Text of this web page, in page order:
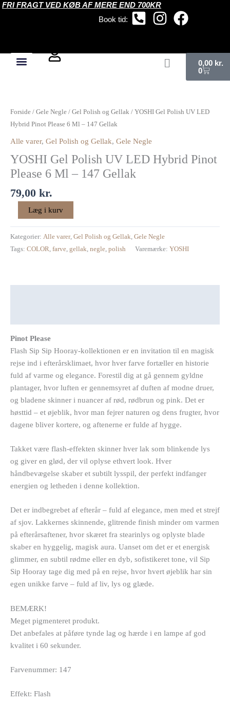
Gå
Book tid:
FRI FRAGT VED KØB AF MERE END 700KR
0,00 kr.
0
Forside / Gele Negle / Gel Polish og Gellak / YOSHI Gel Polish UV LED
Hybrid Pinot Please 6 Ml – 147 Gellak
Alle varer, Gel Polish og Gellak, Gele Negle
YOSHI Gel Polish UV LED Hybrid Pinot
Please 6 Ml – 147 Gellak
79,00 kr.
Gel
Polish
LED
Hybrid
Pinot
6
Læg i kurv
Kategorier: Alle varer, Gel Polish og Gellak Gele Negle
Tags: COLOR farve gellak negle polish Varemærke: YOSHI
Pinot Please
Flash Sip Sip Hooray-kollektionen er en invitation til en magisk
rejse ind i efterårsklimaet, hvor hver farve fortæller en historie
fuld af varme og elegance. Forestil dig at gå gennem gyldne
plantager, hvor luften er gennemsyret af duften af modne druer,
og bladene skinner i nuancer af rød, rødbrun og pink. Det er
høsttid – et øjeblik, hvor man fejrer naturen og dens frugter, hvor
dagene bliver kortere, og aftenerne er fulde af hygge.
Takket være flash-effekten skinner hver lak som blinkende lys
og giver en glød, der vil oplyse ethvert look. Hver
håndbevægelse skaber et subtilt lysspil, der perfekt indfanger
energien og letheden i denne kollektion.
Det er indbegrebet af efterår – fuld af elegance, men med et strejf
af sjov. Lakkernes skinnende, glitrende finish minder om varmen
på efterårsaftener, hvor skæret fra stearinlys og oplyste blade
skaber en hyggelig, magisk aura. Uanset om det er et energisk
glimmer, en subtil rødme eller en dyb, sofistikeret tone, vil Sip
Sip Hooray tage dig med på en rejse, hvor hvert øjeblik har sin
egen unikke farve – fuld af liv, lys og glæde.
BEMÆRK!
Meget pigmenteret produkt.
Det anbefales at påføre tynde lag og hærde i en lampe af god
kvalitet i 60 sekunder.
Farvenummer: 147
Effekt: Flash